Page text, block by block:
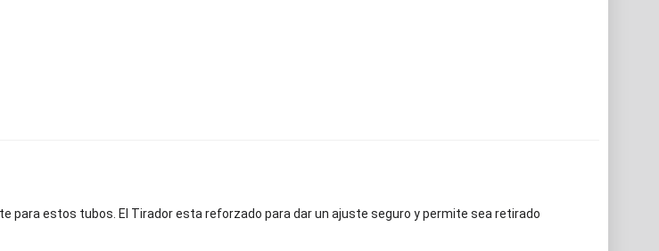
para estos tubos. El Tirador esta reforzado para dar un ajuste seguro y permite sea retirado